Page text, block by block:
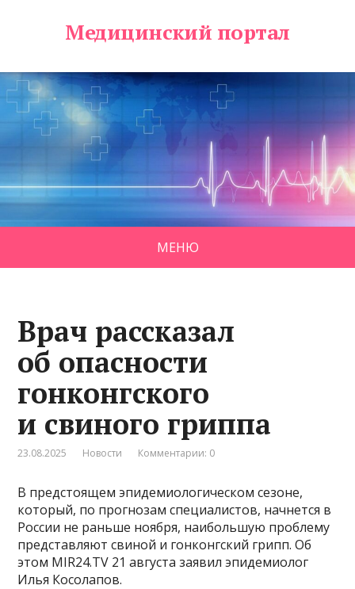
Медицинский портал
МЕНЮ
Врач рассказал
об опасности
гонконгского
и свиного гриппа
23.08.2025 Новости Комментарии: 0
В предстоящем эпидемиологическом сезоне,
который, по прогнозам специалистов, начнется в
России не раньше ноября, наибольшую проблему
представляют свиной и гонконгский грипп. Об
этом MIR24.TV 21 августа заявил эпидемиолог
Илья Косолапов.